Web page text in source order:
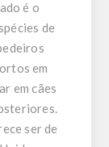
é o
de
em
em cães
ser de